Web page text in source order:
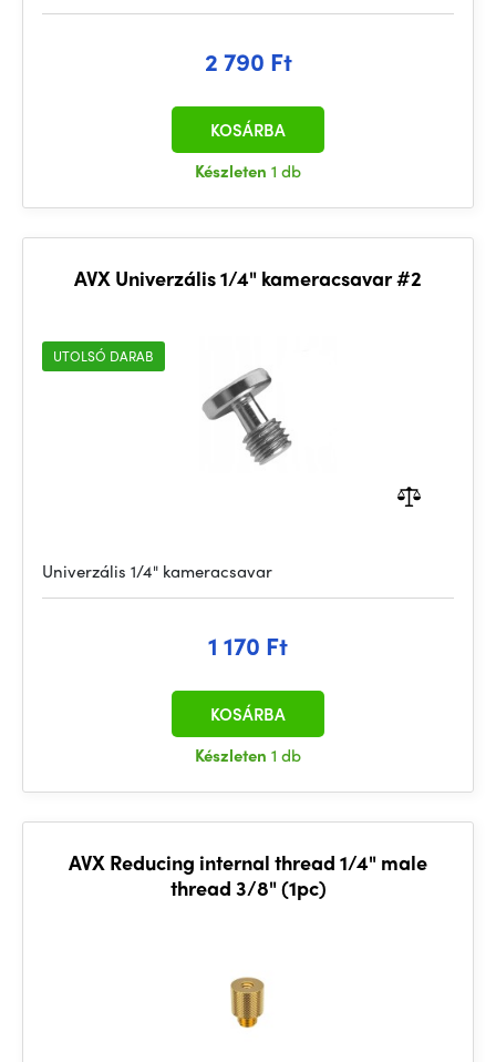
2 790 Ft
Készleten 1 db
KOSÁRBA
AVX Univerzális 1/4" kameracsavar #2
UTOLSÓ DARAB
Univerzális 1/4" kameracsavar
1 170 Ft
Készleten 1 db
KOSÁRBA
AVX Reducing internal thread 1/4" male
thread 3/8" (1pc)